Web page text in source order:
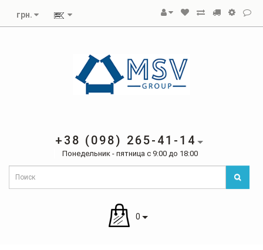
грн.
+38 (098) 265-41-14
Понедельник - пятница с 9:00 до 18:00
0